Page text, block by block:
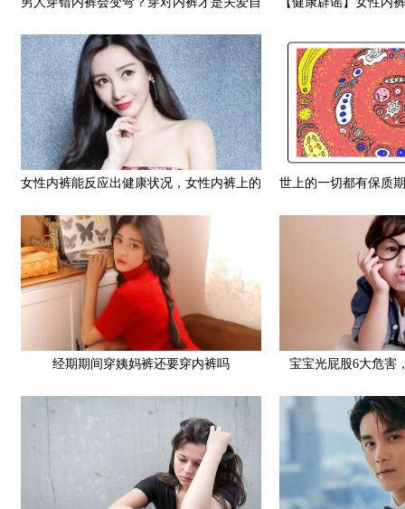
女性内裤能反应出健康状况，女性内裤上的
世上的一切都有保质
经期期间穿姨妈裤还要穿内裤吗 宝宝光屁股6大危害